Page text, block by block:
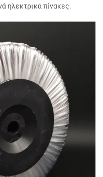
ηλεκτρικά πίνακες.